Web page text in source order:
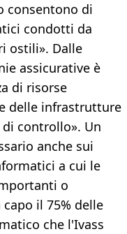
consentono di
condotti da
ostili». Dalle
assicurative è
di risorse
delle infrastrutture
controllo». Un
anche sui
a cui le
o
il 75% delle
che l'Ivass